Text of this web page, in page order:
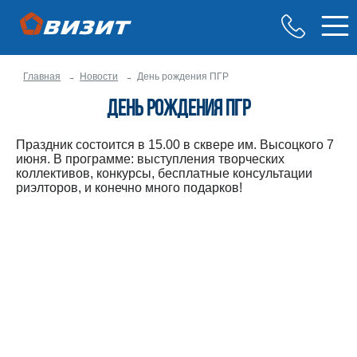
Главная Новости День рождения ПГР
День рождения ПГР
Праздник состоится в 15.00 в сквере им. Высоцкого 7
июня. В программе: выступления творческих
коллективов, конкурсы, бесплатные консультации
риэлторов, и конечно много подарков!